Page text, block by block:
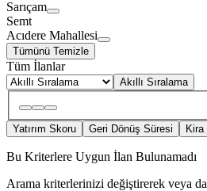
Sarıçam
Semt
Acıdere Mahallesi
Tümünü Temizle
Tüm İlanlar
Akıllı Sıralama
Yatırım Skoru Geri Dönüş Süresi Kira
Bu Kriterlere Uygun İlan Bulunamadı
Arama kriterlerinizi değiştirerek veya